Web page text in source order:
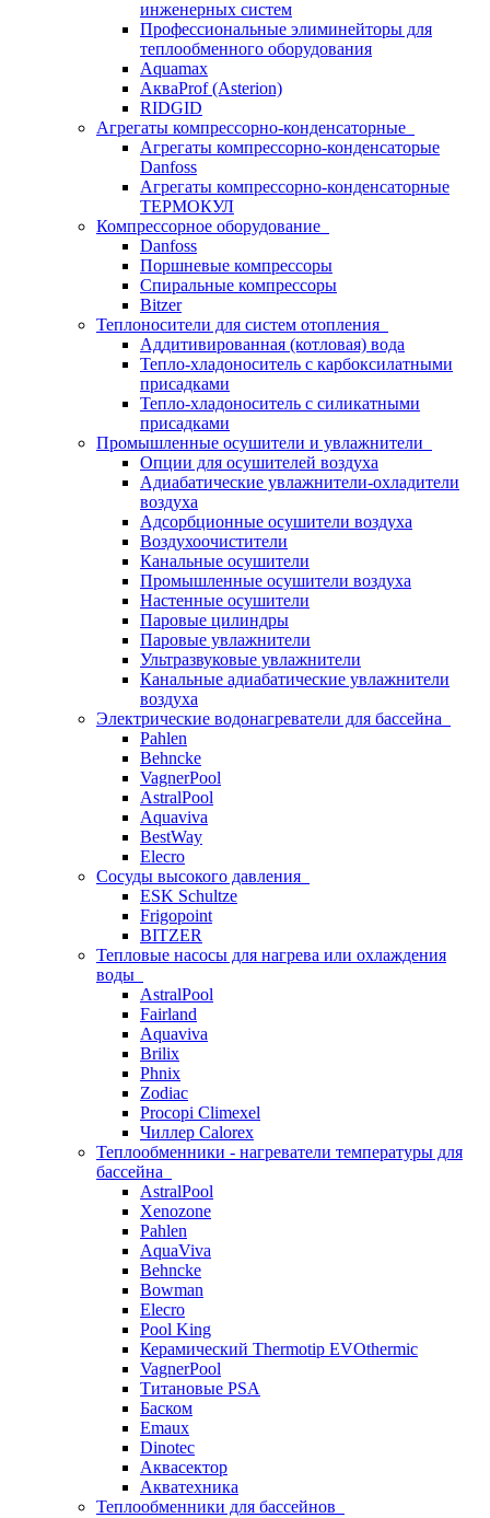
инженерных систем
Профессиональные элиминейторы для
теплообменного оборудования
Aquamax
АкваProf (Asterion)
RIDGID
Агрегаты компрессорно-конденсаторные
Агрегаты компрессорно-конденсаторые
Danfoss
Агрегаты компрессорно-конденсаторные
ТЕРМОКУЛ
Компрессорное оборудование
Danfoss
Поршневые компрессоры
Спиральные компрессоры
Bitzer
Теплоносители для систем отопления
Аддитивированная (котловая) вода
Тепло-хладоноситель с карбоксилатными
присадками
Тепло-хладоноситель с силикатными
присадками
Промышленные осушители и увлажнители
Опции для осушителей воздуха
Адиабатические увлажнители-охладители
воздуха
Адсорбционные осушители воздуха
Воздухоочистители
Канальные осушители
Промышленные осушители воздуха
Настенные осушители
Паровые цилиндры
Паровые увлажнители
Ультразвуковые увлажнители
Канальные адиабатические увлажнители
воздуха
Электрические водонагреватели для бассейна
Pahlen
Behncke
VagnerPool
AstralPool
Aquaviva
BestWay
Elecro
Сосуды высокого давления
ESK Schultze
Frigopoint
BITZER
Тепловые насосы для нагрева или охлаждения
воды
AstralPool
Fairland
Aquaviva
Brilix
Phnix
Zodiac
Procopi Climexel
Чиллер Calorex
Теплообменники - нагреватели температуры для
бассейна
AstralPool
Xenozone
Pahlen
AquaViva
Behncke
Bowman
Elecro
Pool King
Керамический Thermotip EVOthermic
VagnerPool
Титановые PSA
Баском
Emaux
Dinotec
Аквасектор
Акватехника
Теплообменники для бассейнов